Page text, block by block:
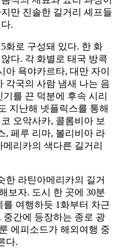
만 진솔한 길거리 셰프들
.
화로 구성돼 있다. 한 화
다. 각 화별로 태국 방콕
욕야카르타, 대만 자이
각국의 사람 냄새 나는 음
를 끈 덕분에 후속 시리
지난해 넷플릭스를 통해
오악사카, 콜롬비아 보
, 페루 리마, 볼리비아 라
리카의 색다른 길거리
한 라틴아메리카의 길거
보자. 도시 한 곳에 30분
여행하듯 1화부터 차근
중간에 등장하는 종로 광
에피소드가 해외여행 중
다.